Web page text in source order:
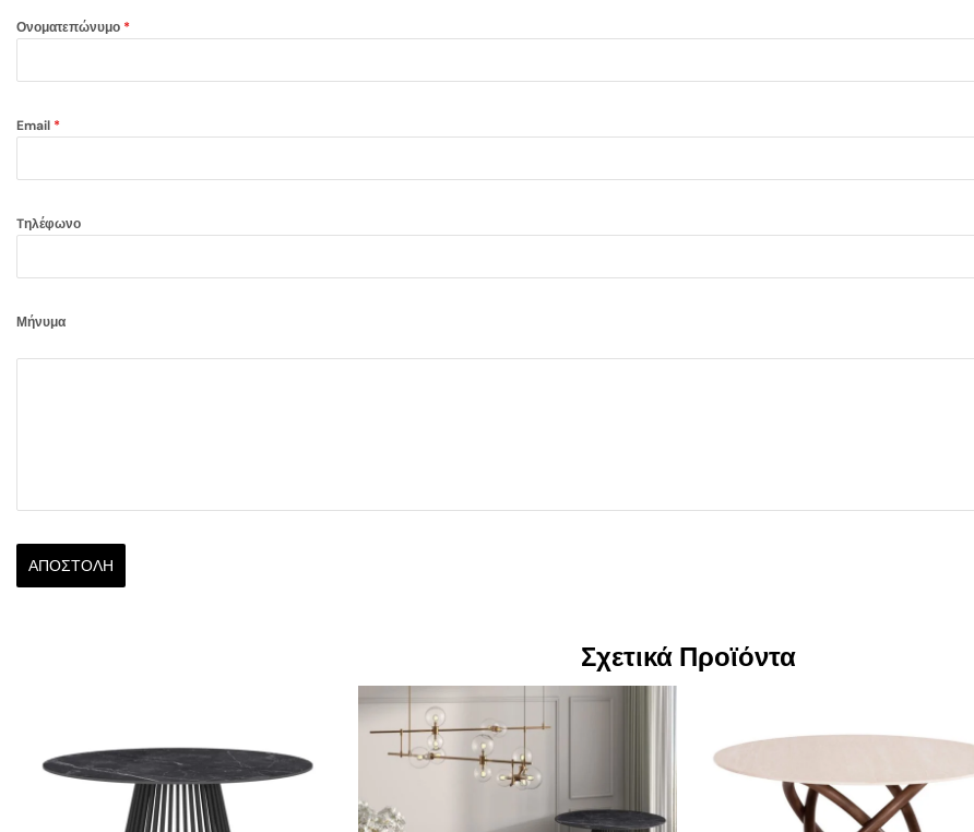
Ονοματεπώνυμο *
Email *
Tηλέφωνο
Μήνυμα
ΑΠΟΣΤΟΛΉ
Σχετικά Προϊόντα